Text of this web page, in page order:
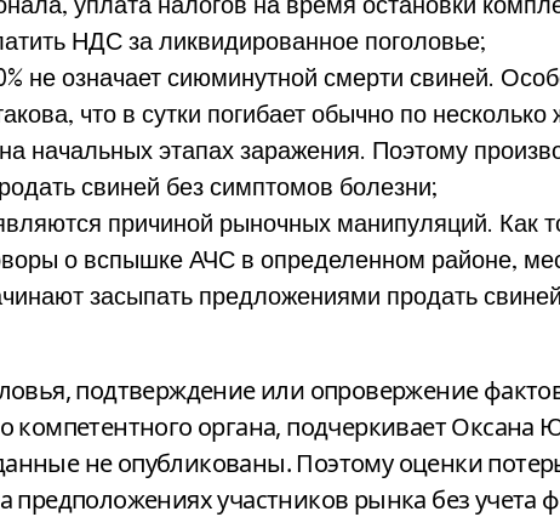
уплата налогов на время остановки
НДС за ликвидированное поголовье;
не означает сиюминутной смерти свиней.
что в сутки погибает обычно по несколько
начальных этапах заражения. Поэтому
свиней без симптомов болезни;
причиной рыночных манипуляций. Как
о вспышке АЧС в определенном районе,
засыпать предложениями продать
подтверждение или опровержение
компетентного органа, подчеркивает Оксана
не опубликованы. Поэтому оценки
предположениях участников рынка без учета